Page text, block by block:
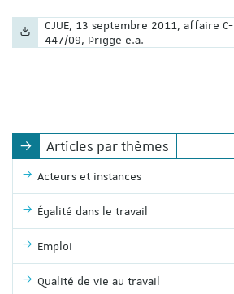
Nom du fichier :
CJUE, 13 septembre 2011, affaire C-
447/09, Prigge e.a.
Articles par thèmes
Acteurs et instances
Égalité dans le travail
Emploi
Qualité de vie au travail